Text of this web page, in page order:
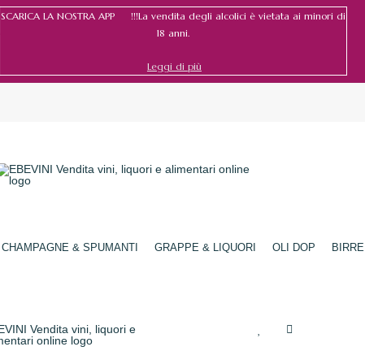
SCARICA LA NOSTRA APP !!!La vendita degli alcolici è vietata ai minori di
18 anni.
Leggi di più
CHAMPAGNE & SPUMANTI GRAPPE & LIQUORI OLI DOP BIRRE